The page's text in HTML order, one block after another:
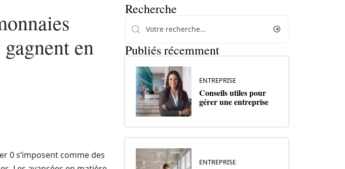
en
0 s’imposent comme des
Recherche
Publiés récemment
ENTREPRISE
Conseils utiles pour
gérer une entreprise
ENTREPRISE